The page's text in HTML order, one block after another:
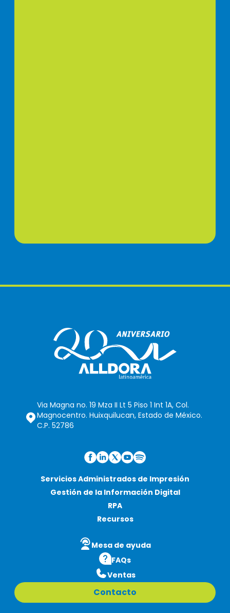
Via Magna no. 19 Mza II Lt 5 Piso 1 Int 1A, Col.
Magnocentro. Huixquilucan, Estado de México.
C.P. 52786
Servicios Administrados de Impresión
Gestión de la Información Digital
RPA
Recursos
Mesa de ayuda
FAQs
Ventas
Contacto